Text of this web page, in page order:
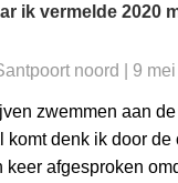
ik vermelde 2020
noord | 9
zwemmen aan
komt denk ik door de
keer afgesproken